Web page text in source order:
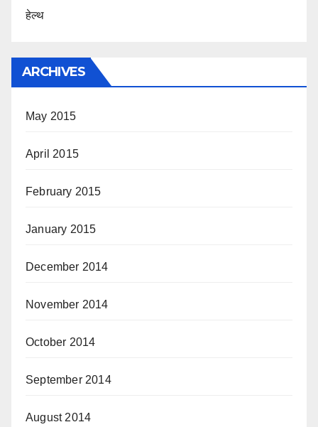
हेल्थ
ARCHIVES
May 2015
April 2015
February 2015
January 2015
December 2014
November 2014
October 2014
September 2014
August 2014